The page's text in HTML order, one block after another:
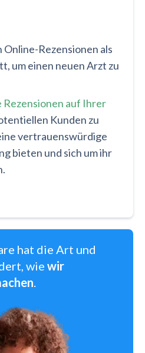
Rezensionen als
um einen neuen Arzt zu
Rezensionen auf Ihrer
Kunden zu
vertrauenswürdige
bieten und sich um ihr
hat die Art und
wie wir
.